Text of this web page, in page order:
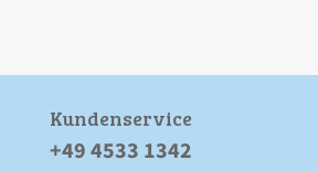
Kunden­service
+49 4533 1342